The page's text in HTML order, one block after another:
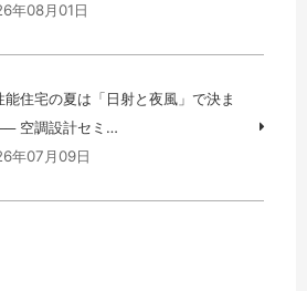
年08月01日
能住宅の夏は「日射と夜風」で決ま
空調設計セミ…
年07月09日